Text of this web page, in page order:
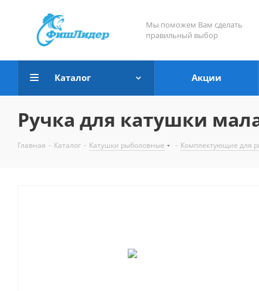
Мы поможем Вам сделать
правильный выбор
Каталог Акции
Ручка для катушки
Главная - Каталог - Катушки рыболовные - Комплектующие для